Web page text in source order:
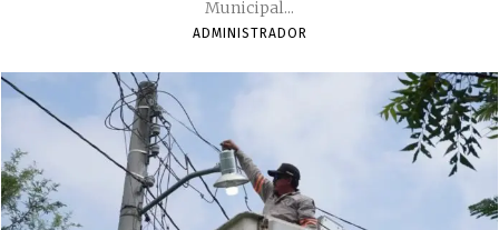
Municipal...
ADMINISTRADOR